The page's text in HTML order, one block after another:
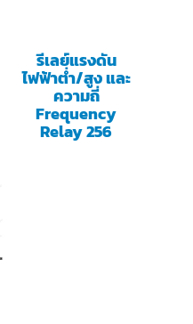
รีเลย์แรงดัน
ไฟฟ้าต่ำ/สูง และ
ความถี่
Frequency
Relay 256